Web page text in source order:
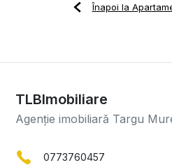
Înapoi la
TLBImobiliare
Agenție imobiliară Targu
0773760457